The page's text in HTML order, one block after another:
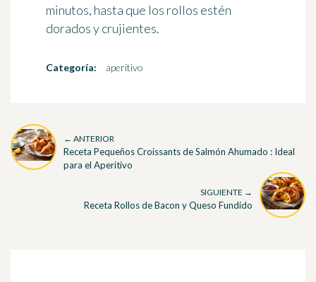
minutos, hasta que los rollos estén
dorados y crujientes.
Categoría: aperitivo
← ANTERIOR
Receta Pequeños Croissants de Salmón Ahumado : Ideal
para el Aperitivo
SIGUIENTE →
Receta Rollos de Bacon y Queso Fundido